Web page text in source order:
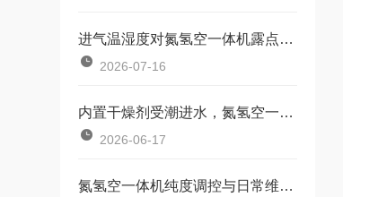
进气温湿度对氮氢空一体机露点、烃含量输出稳定性的影响及补偿
2026-07-16
内置干燥剂受潮进水，氮氢空一体机防潮保养要点
2026-06-17
氮氢空一体机纯度调控与日常维护方法